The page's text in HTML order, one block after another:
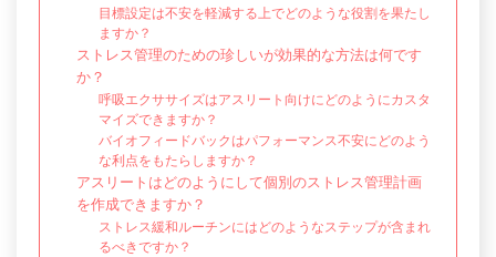
目標設定は不安を軽減する上でどのような役割を果たし
ますか？
ストレス管理のための珍しいが効果的な方法は何です
か？
呼吸エクササイズはアスリート向けにどのようにカスタ
マイズできますか？
バイオフィードバックはパフォーマンス不安にどのよう
な利点をもたらしますか？
アスリートはどのようにして個別のストレス管理計画
を作成できますか？
ストレス緩和ルーチンにはどのようなステップが含まれ
るべきですか？